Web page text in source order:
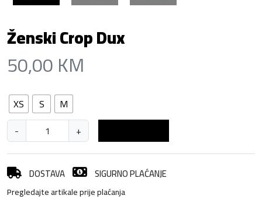
Ženski Crop Dux
50,00KM
XS S
M
-
Ž
e
n
s
k
i
+
DOSTAVA SIGURNO PLAĆANJE
Pregledajte artikale prije plaćanja